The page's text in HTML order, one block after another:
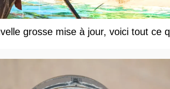
grosse mise à jour, voici tout ce